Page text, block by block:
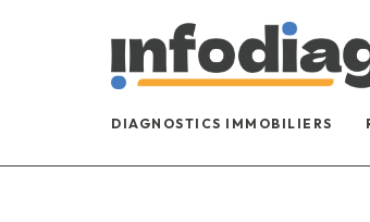
DIAGNOSTICS IMMOBILIERS